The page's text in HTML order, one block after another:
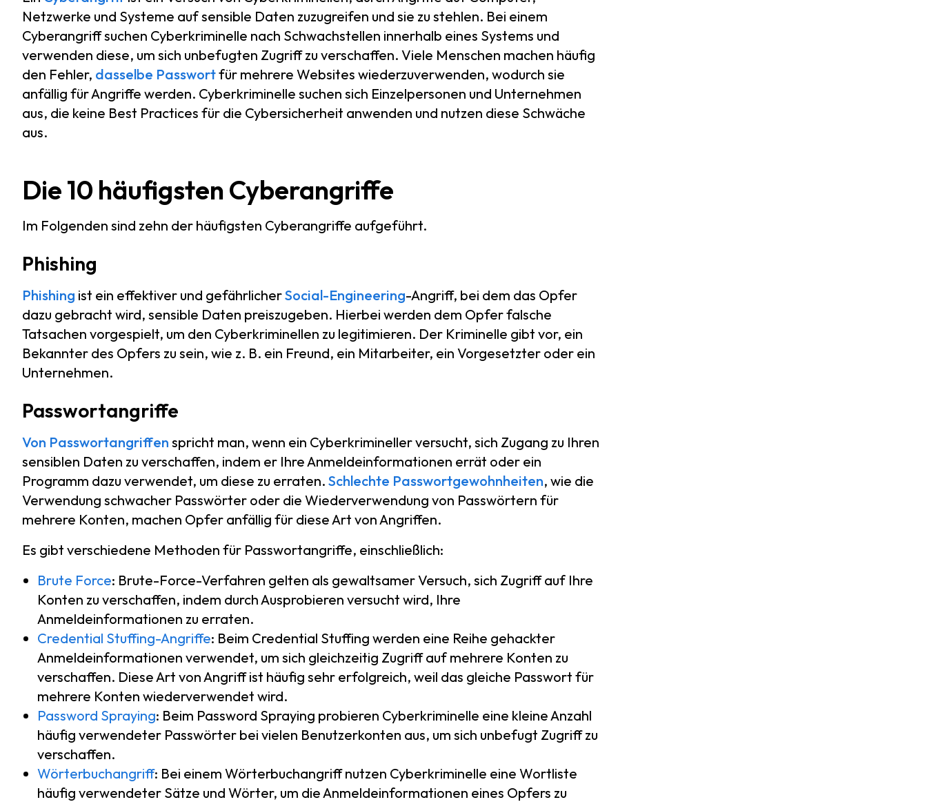
Netzwerke und Systeme auf sensible Daten zuzugreifen und sie zu stehlen. Bei einem
Cyberangriff suchen Cyberkriminelle nach Schwachstellen innerhalb eines Systems und
verwenden diese, um sich unbefugten Zugriff zu verschaffen. Viele Menschen machen häufig
den Fehler, dasselbe Passwortfür mehrere Websites wiederzuverwenden, wodurch sie
anfällig für Angriffe werden. Cyberkriminelle suchen sich Einzelpersonen und Unternehmen
aus, die keine Best Practices für die Cybersicherheit anwenden und nutzen diese Schwäche
aus.
Die 10 häufigsten Cyberangriffe
Im Folgenden sind zehn der häufigsten Cyberangriffe aufgeführt.
Phishing
Phishing ist ein effektiver und gefährlicherSocial-Engineering-Angriff, bei dem das Opfer
dazu gebracht wird, sensible Daten preiszugeben. Hierbei werden dem Opfer falsche
Tatsachen vorgespielt, um den Cyberkriminellen zu legitimieren. Der Kriminelle gibt vor, ein
Bekannter des Opfers zu sein, wie z. B. ein Freund, ein Mitarbeiter, ein Vorgesetzter oder ein
Unternehmen.
Passwortangriffe
Von Passwortangriffen spricht man, wenn ein Cyberkrimineller versucht, sich Zugang zu Ihren
sensiblen Daten zu verschaffen, indem er Ihre Anmeldeinformationen errät oder ein
Programm dazu verwendet, um diese zu erraten. Schlechte Passwortgewohnheiten, wie die
Verwendung schwacher Passwörter oder die Wiederverwendung von Passwörtern für
mehrere Konten, machen Opfer anfällig für diese Art von Angriffen.
Es gibt verschiedene Methoden für Passwortangriffe, einschließlich:
Brute Force: Brute-Force-Verfahren gelten als gewaltsamer Versuch, sich Zugriff auf Ihre
Konten zu verschaffen, indem durch Ausprobieren versucht wird, Ihre
Anmeldeinformationen zu erraten.
Credential Stuffing-Angriffe: Beim Credential Stuffing werden eine Reihe gehackter
Anmeldeinformationen verwendet, um sich gleichzeitig Zugriff auf mehrere Konten zu
verschaffen. Diese Art von Angriff ist häufig sehr erfolgreich, weil das gleiche Passwort für
mehrere Konten wiederverwendet wird.
Password Spraying: Beim Password Spraying probieren Cyberkriminelle eine kleine Anzahl
häufig verwendeter Passwörter bei vielen Benutzerkonten aus, um sich unbefugt Zugriff zu
verschaffen.
Wörterbuchangriff: Bei einem Wörterbuchangriff nutzen Cyberkriminelle eine Wortliste
häufig verwendeter Sätze und Wörter, um die Anmeldeinformationen eines Opfers zu